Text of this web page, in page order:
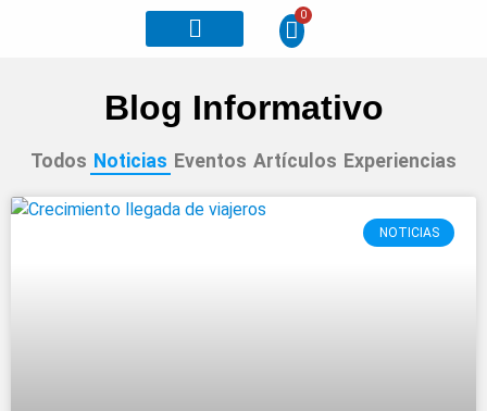
0
Blog Informativo
Todos Noticias Eventos Artículos Experiencias
NOTICIAS